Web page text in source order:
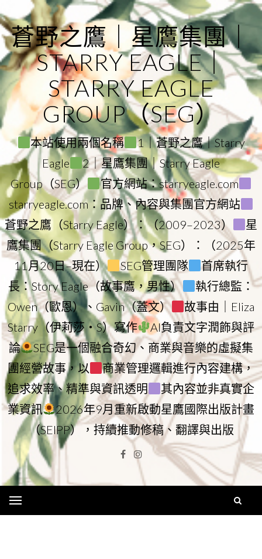
to
content
蒼野之鷹｜星鷹集團｜
STARRY EAGLE｜
STARRY EAGLE
GROUP（SEG）
本站使用兩個名稱
1｜蒼野之鷹｜Starry
Eagle
2｜星鷹集團｜Starry Eagle
Group（SEG）
官方網站：starryeagle.com
starryeagle.com：品牌、內容與集團官方網站
蒼野之鷹（Starry Eagle）：（2009–2023）
星
鷹集團（Starry Eagle Group，SEG）：（2025年
11月20日–現在）
SEG管理團隊
首席執行
長：Story Eagle（故事鷹，男性）
執行總監：
Owen（歐恩）、Gavin（蓋文）
故事由｜Eliza
Starry（伊莉莎・S）寫作
AI負責文字潤飾與評
論
SEG是一個融合奇幻、商業與音樂的虛擬集
團經營故事，以
商業管理邏輯進行內容建構，
追求效率、精準與資訊透明
其內容並非真實企
業資訊
2026年9月重新啟動星鷹國際出版計畫
（SEIPP），持續推動修稿、翻譯與出版
Facebook
Instagram